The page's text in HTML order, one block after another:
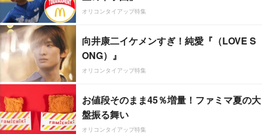
オリコンタイアップ特集
向井康二イケメンすぎ！純愛『（LOVE S
ONG）』
オリコンタイアップ特集
お値段そのまま45％増量！ファミマ夏の大
盤振る舞い
オリコンタイアップ特集